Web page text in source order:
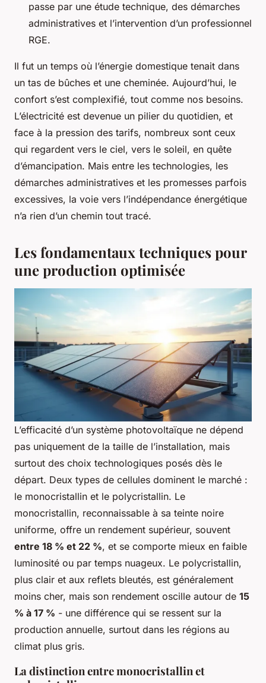
passe par une étude technique, des démarches
administratives et l’intervention d’un professionnel
RGE.
Il fut un temps où l’énergie domestique tenait dans
un tas de bûches et une cheminée. Aujourd’hui, le
confort s’est complexifié, tout comme nos besoins.
L’électricité est devenue un pilier du quotidien, et
face à la pression des tarifs, nombreux sont ceux
qui regardent vers le ciel, vers le soleil, en quête
d’émancipation. Mais entre les technologies, les
démarches administratives et les promesses parfois
excessives, la voie vers l’indépendance énergétique
n’a rien d’un chemin tout tracé.
Les fondamentaux techniques pour
une production optimisée
L’efficacité d’un système photovoltaïque ne dépend
pas uniquement de la taille de l’installation, mais
surtout des choix technologiques posés dès le
départ. Deux types de cellules dominent le marché :
le monocristallin et le polycristallin. Le
monocristallin, reconnaissable à sa teinte noire
uniforme, offre un rendement supérieur, souvent
entre 18 % et 22 %, et se comporte mieux en faible
luminosité ou par temps nuageux. Le polycristallin,
plus clair et aux reflets bleutés, est généralement
moins cher, mais son rendement oscille autour de 15
% à 17 % - une différence qui se ressent sur la
production annuelle, surtout dans les régions au
climat plus gris.
La distinction entre monocristallin et